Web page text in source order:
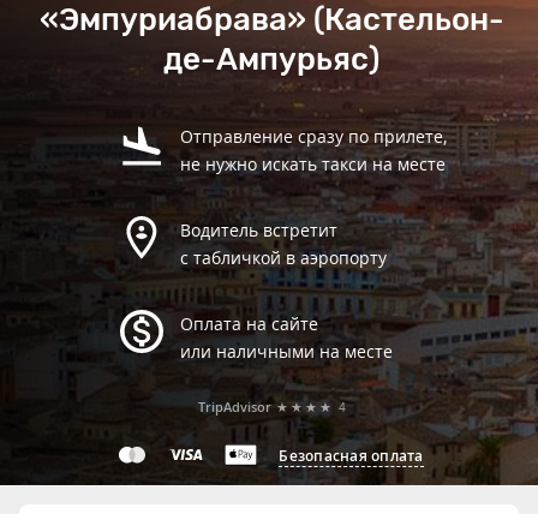
«Эмпуриабрава» (Кастельон-
де-Ампурьяс)
Отправление сразу по прилете,
не нужно искать такси на месте
Водитель встретит
с табличкой в аэропорту
Оплата на сайте
или наличными на месте
Безопасная оплата
TripAdvisor ★★★★ 4